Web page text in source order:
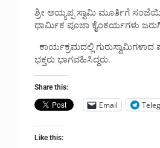
ಶ್ರೀ ಅಯ್ಯಪ್ಪ ಸ್ವಾಮಿ ಮೂರ್ತಿಗೆ
ಧಾರ್ಮಿಕ ಪೂಜಾ ಕೈಂಕರ್ಯಗಳು
ಕಾರ್ಯಕ್ರಮದಲ್ಲಿ
ಭಕ್ತರು ಭಾಗವಹಿಸಿದ್ದರು.
Share this:
Email
Like this: